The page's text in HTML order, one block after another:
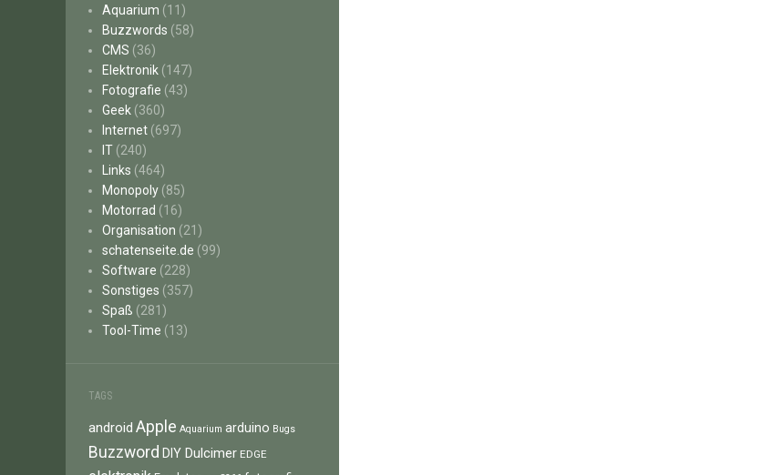
Aquarium (11)
Buzzwords (58)
CMS (36)
Elektronik (147)
Fotografie (43)
Geek (360)
Internet (697)
IT (240)
Links (464)
Monopoly (85)
Motorrad (16)
Organisation (21)
schatenseite.de (99)
Software (228)
Sonstiges (357)
Spaß (281)
Tool-Time (13)
TAGS
android Apple Aquarium arduino Bugs
Buzzword DIY Dulcimer EDGE